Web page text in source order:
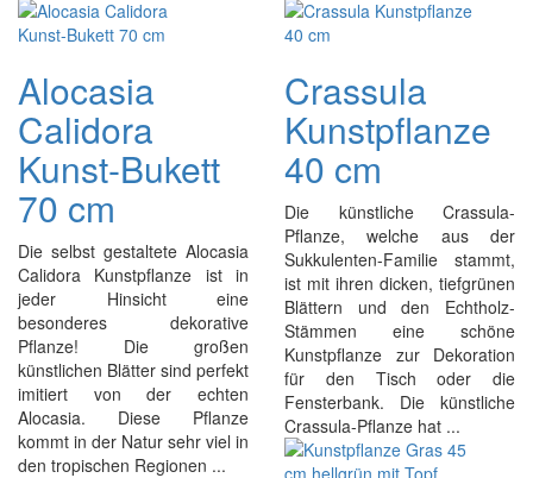
Alocasia
Calidora
Kunst-Bukett
70 cm
Die selbst gestaltete Alocasia
Calidora Kunstpflanze ist in
jeder Hinsicht eine
besonderes dekorative
Pflanze! Die großen
künstlichen Blätter sind perfekt
imitiert von der echten
Alocasia. Diese Pflanze
kommt in der Natur sehr viel in
den tropischen Regionen ...
Crassula
Kunstpflanze
40 cm
Die künstliche Crassula-
Pflanze, welche aus der
Sukkulenten-Familie stammt,
ist mit ihren dicken, tiefgrünen
Blättern und den Echtholz-
Stämmen eine schöne
Kunstpflanze zur Dekoration
für den Tisch oder die
Fensterbank. Die künstliche
Crassula-Pflanze hat ...